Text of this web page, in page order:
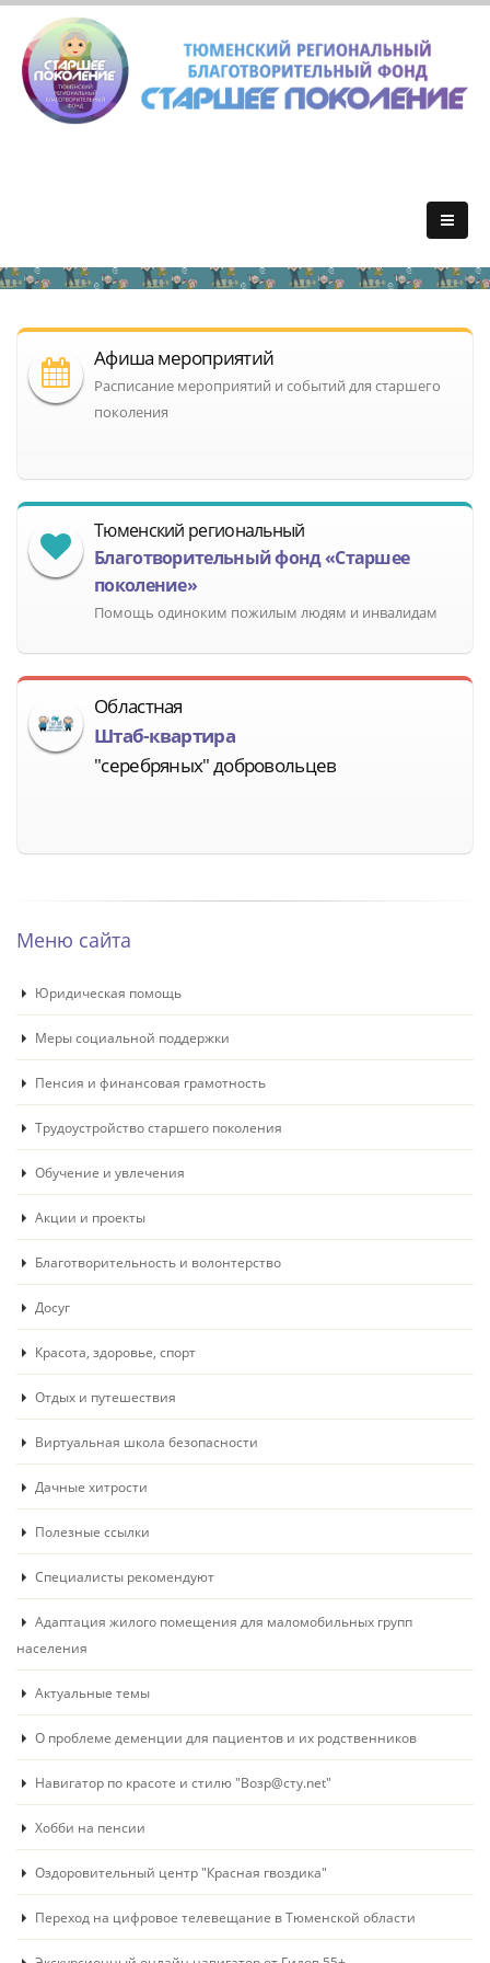
Афиша мероприятий
Расписание мероприятий и событий для старшего
поколения
Тюменский региональный
Благотворительный фонд «Старшее
поколение»
Помощь одиноким пожилым людям и инвалидам
Областная
Штаб-квартира
"серебряных" добровольцев
Меню сайта
Юридическая помощь
Меры социальной поддержки
Пенсия и финансовая грамотность
Трудоустройство старшего поколения
Обучение и увлечения
Акции и проекты
Благотворительность и волонтерство
Досуг
Красота, здоровье, спорт
Отдых и путешествия
Виртуальная школа безопасности
Дачные хитрости
Полезные ссылки
Специалисты рекомендуют
Адаптация жилого помещения для маломобильных групп
населения
Актуальные темы
О проблеме деменции для пациентов и их родственников
Навигатор по красоте и стилю "Возр@сту.net"
Хобби на пенсии
Оздоровительный центр "Красная гвоздика"
Переход на цифровое телевещание в Тюменской области